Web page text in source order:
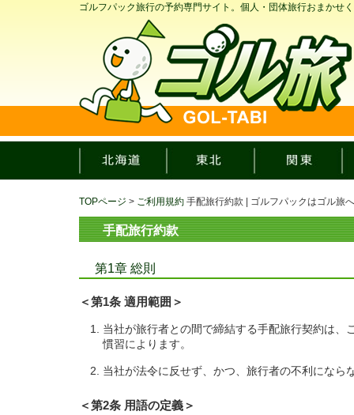
ゴルフパック旅行の予約専門サイト。個人・団体旅行おまかせ
TOPページ > ご利用規約 手配旅行約款 | ゴルフパックはゴル旅
手配旅行約款
第1章 総則
＜第1条 適用範囲＞
当社が旅行者との間で締結する手配旅行契約は
慣習によります。
当社が法令に反せず、かつ、旅行者の不利にな
＜第2条 用語の定義＞